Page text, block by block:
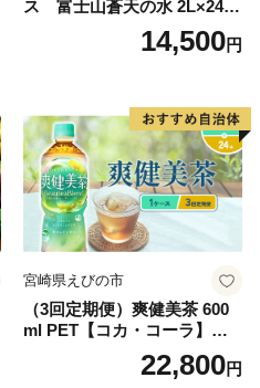
ス 富士山蒼天の水 2L×24本
（4ケース）※離島不可 天然
水 ミネラルウォーター 水 ペ
産 シリカ ミネラル 美容 備蓄
防災 長期保存 富士山 山梨県
忍野村
14,500円
宮崎県えびの市
（3回定期便）爽健美茶 600
ml PET【コカ・コーラ】ペ
ットボトル 1ケース(24本) 定
期便 3回(72本) セット お茶
22,800円